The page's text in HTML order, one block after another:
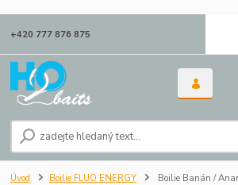
+420 777 876 875
Úvod Boilie FLUO ENERGY Boilie Banán /